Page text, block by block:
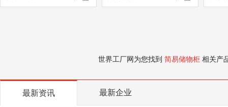
世界工厂网为您找到 简易储物柜 相关产
最新资讯 最新企业